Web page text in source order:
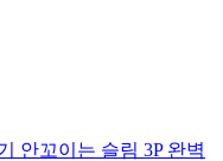
안꼬이는 슬림 3P 완벽